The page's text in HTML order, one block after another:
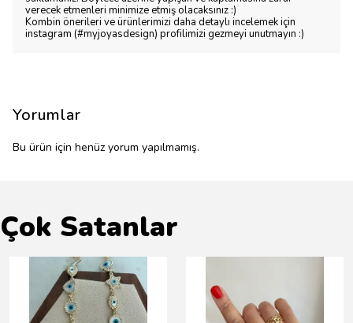
verecek etmenleri minimize etmiş olacaksınız :)
Kombin önerileri ve ürünlerimizi daha detaylı incelemek için
instagram (#myjoyasdesign) profilimizi gezmeyi unutmayın :)
Yorumlar
Bu ürün için henüz yorum yapılmamış.
Çok Satanlar